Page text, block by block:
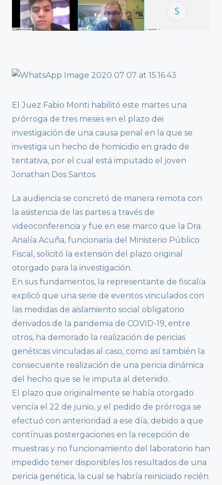
El Juez Fabio Monti habilitó este martes una
prórroga de tres meses en el plazo dei
investigación de una causa penal en la que se
investiga un hecho de homicidio en grado de
tentativa, por el cual está imputado el joven
Jonathan Dos Santos.
La audiencia se concretó de manera remota con
la asistencia de las partes a través de
videoconferencia y fue en ese marco que la Dra.
Analía Acuña, funcionaria del Ministerio Público
Fiscal, solicitó la extensión del plazo original
otorgado para la investigación.
En sus fundamentos, la representante de fiscalía
explicó que una serie de eventos vinculados con
las medidas de aislamiento social obligatorio
derivados de la pandemia de COVID-19, entre
otros, ha demorado la realización de pericias
genéticas vinculadas al caso, como así también la
consecuente realización de una pericia dinámica
del hecho que se le imputa al detenido.
El plazo que originalmente se había otorgado
vencía el 22 de junio, y el pedido de prórroga se
efectuó con anterioridad a ese día, debido a que
contínuas postergaciones en la recepción de
muestras y no funcionamiento del laboratorio han
impedido tener disponibles los resultados de una
pericia genética, la cual se habría reiniciado recién